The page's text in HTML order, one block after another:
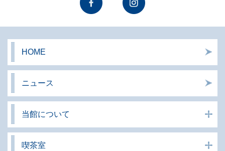
HOME
ニュース
当館について
喫茶室